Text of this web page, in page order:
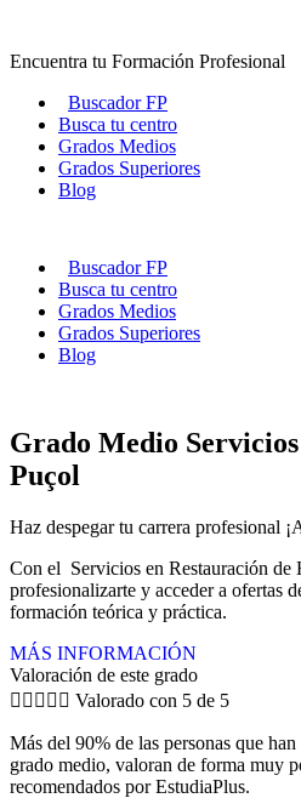
contenido
Encuentra tu Formación Profesional
Buscador FP
Busca tu centro
Grados Medios
Grados Superiores
Blog
Buscador FP
Busca tu centro
Grados Medios
Grados Superiores
Blog
Grado Medio
Puçol
Haz despegar tu carrera profesional
Con el Servicios en Restauración de
profesionalizarte y acceder a ofertas
formación teórica y práctica.
MÁS INFORMACIÓN
Valoración de este grado
     Valorado con 5 de 5
Más del 90% de las personas que
grado medio, valoran de forma muy
recomendados por EstudiaPlus.